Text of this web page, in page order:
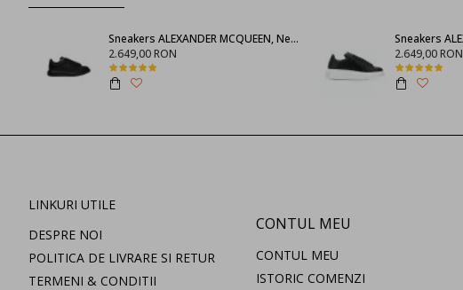
femei
Pulovere
femei
Sneakers ALEXANDER MCQUEEN, Negru full
2.649,00 RON
2.649,00 RON
LINKURI UTILE
DESPRE NOI
POLITICA DE LIVRARE SI RETUR
TERMENI & CONDITII
CONTUL MEU
CONTUL MEU
ISTORIC COMENZI